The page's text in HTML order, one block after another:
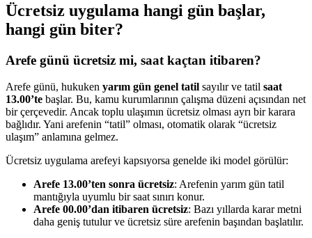
Ücretsiz uygulama hangi gün başlar,
hangi gün biter?
Arefe günü ücretsiz mi, saat kaçtan itibaren?
Arefe günü, hukuken yarım gün genel tatil sayılır ve tatil saat
13.00’te başlar. Bu, kamu kurumlarının çalışma düzeni açısından net
bir çerçevedir. Ancak toplu ulaşımın ücretsiz olması ayrı bir karara
bağlıdır. Yani arefenin “tatil” olması, otomatik olarak “ücretsiz
ulaşım” anlamına gelmez.
Ücretsiz uygulama arefeyi kapsıyorsa genelde iki model görülür:
Arefe 13.00’ten sonra ücretsiz: Arefenin yarım gün tatil
mantığıyla uyumlu bir saat sınırı konur.
Arefe 00.00’dan itibaren ücretsiz: Bazı yıllarda karar metni
daha geniş tutulur ve ücretsiz süre arefenin başından başlatılır.